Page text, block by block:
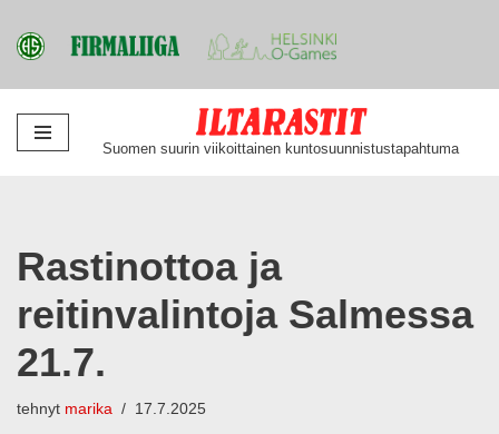
Siirry
Suomen suurin viikoittainen kuntosuunnistustapahtuma
Rastinottoa ja
reitinvalintoja Salmessa
21.7.
tehnyt marika 17.7.2025